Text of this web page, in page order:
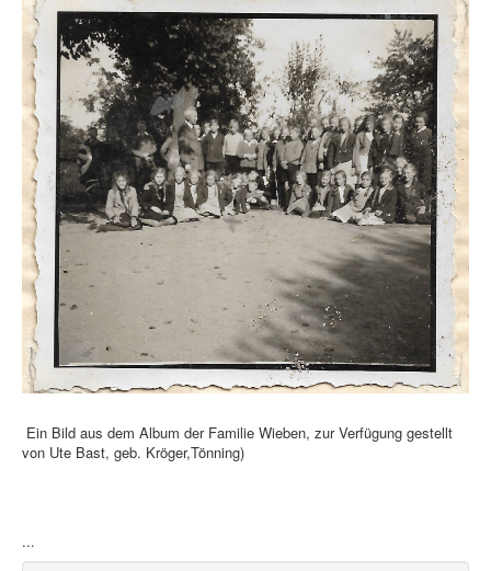
Ein Bild aus dem Album der Familie Wieben, zur Verfügung gestellt
von Ute Bast, geb. Kröger,Tönning)
...